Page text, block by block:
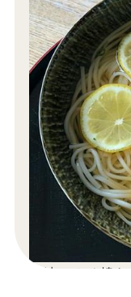
「峠のみそ焼